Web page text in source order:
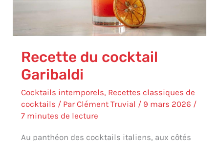
Recette du cocktail
Garibaldi
Cocktails intemporels, Recettes classiques de
cocktails / ParClément Truvial / 9 mars 2026 /
7 minutes de lecture
Au panthéon des cocktails italiens, aux côtés